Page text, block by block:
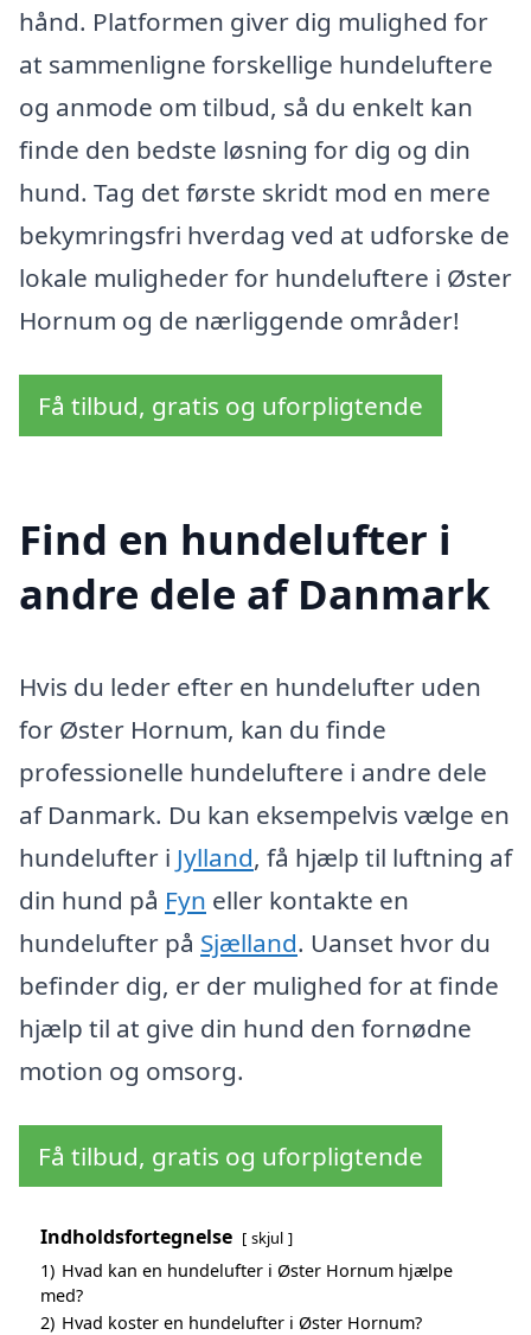
hånd. Platformen giver dig mulighed for
at sammenligne forskellige hundeluftere
og anmode om tilbud, så du enkelt kan
finde den bedste løsning for dig og din
hund. Tag det første skridt mod en mere
bekymringsfri hverdag ved at udforske de
lokale muligheder for hundeluftere i Øster
Hornum og de nærliggende områder!
Få tilbud, gratis og uforpligtende
Find en hundelufter i
andre dele af Danmark
Hvis du leder efter en hundelufter uden
for Øster Hornum, kan du finde
professionelle hundeluftere i andre dele
af Danmark. Du kan eksempelvis vælge en
hundelufter i Jylland, få hjælp til luftning af
din hund på Fyn eller kontakte en
hundelufter på Sjælland. Uanset hvor du
befinder dig, er der mulighed for at finde
hjælp til at give din hund den fornødne
motion og omsorg.
Få tilbud, gratis og uforpligtende
Indholdsfortegnelse skjul
1) Hvad kan en hundelufter i Øster Hornum hjælpe
med?
2) Hvad koster en hundelufter i Øster Hornum?